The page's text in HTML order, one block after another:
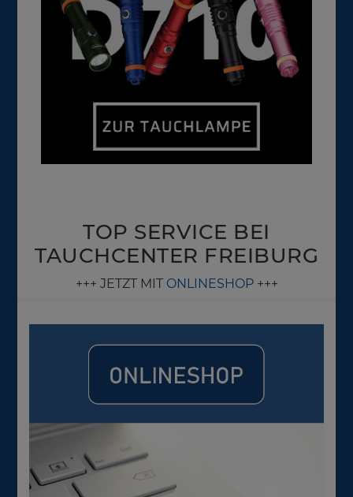
TOP SERVICE BEI
TAUCHCENTER FREIBURG
+++ JETZT MIT ONLINESHOP+++